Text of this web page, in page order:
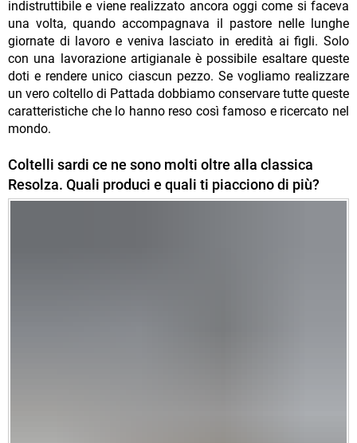
indistruttibile e viene realizzato ancora oggi come si faceva
una volta, quando accompagnava il pastore nelle lunghe
giornate di lavoro e veniva lasciato in eredità ai figli. Solo
con una lavorazione artigianale è possibile esaltare queste
doti e rendere unico ciascun pezzo. Se vogliamo realizzare
un vero coltello di Pattada dobbiamo conservare tutte queste
caratteristiche che lo hanno reso così famoso e ricercato nel
mondo.
Coltelli sardi ce ne sono molti oltre alla classica
Resolza. Quali produci e quali ti piacciono di più?